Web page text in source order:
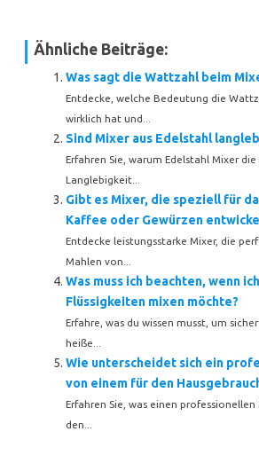
Ähnliche Beiträge:
Was sagt die Wattzahl beim
Entdecke, welche Bedeutung die
wirklich hat und...
Sind Mixer aus Edelstahl
Erfahren Sie, warum Edelstahl Mixer
Langlebigkeit...
Gibt es Mixer, die speziell für
Kaffee oder Gewürzen
Entdecke leistungsstarke Mixer, die
Mahlen von...
Was muss ich beachten, wenn
Flüssigkeiten mixen möchte?
Erfahre, was du wissen musst, um
heiße...
Wie unterscheidet sich ein
von einem für den
Erfahren Sie, was einen
den...